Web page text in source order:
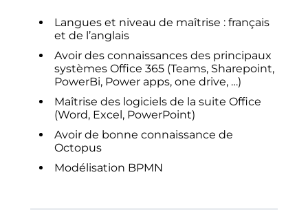
Langues et niveau de maîtrise : français
et de l’anglais
Avoir des connaissances des principaux
systèmes Office 365 (Teams, Sharepoint,
PowerBi, Power apps, one drive, …)
Maîtrise des logiciels de la suite Office
(Word, Excel, PowerPoint)
Avoir de bonne connaissance de
Octopus
Modélisation BPMN